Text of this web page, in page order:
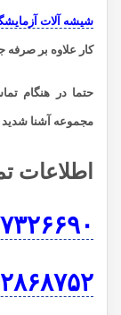
شیشه آلات
کار علاوه بر صرفه
حتما در هنگام
مجموعه آشنا شدید
اطلاعات